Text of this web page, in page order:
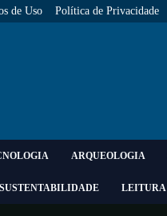
de Uso Política de Privacidade
ARQUEOLOGIA
SUSTENTABILIDADE LEITURA